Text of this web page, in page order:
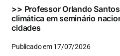
>> Professor Orlando
climática em seminário
cidades
Publicado em 17/07/2026